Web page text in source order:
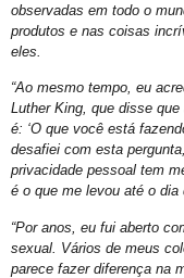
observadas em todo o
produtos e nas coisas
eles.
“Ao mesmo tempo, eu
Luther King, que disse
é: ‘O que você está
desafiei com esta
privacidade pessoal tem
é o que me levou até o dia
“Por anos, eu fui aberto
sexual. Vários de meus
parece fazer diferença na